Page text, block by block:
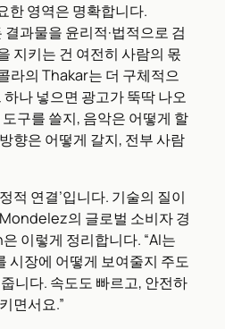
한 영역은 명확합니다.
과물을 윤리적·법적으로 검
지키는 건 여전히 사람의 몫
라의 Thakar는 더 구체적으
나 넣으면 광고가 뚝딱 나오
구를 쓸지, 음악은 어떻게 할
향은 어떻게 갈지, 전부 사람
적 연결’입니다. 기술의 질이
의 글로벌 소비자 경
이렇게 정리합니다. “AI는
시장에 어떻게 보여줄지 주도
니다. 속도도 빠르고, 안전하
면서요.”